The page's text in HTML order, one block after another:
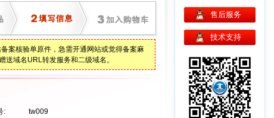
案核验单原件，急需开通网站或觉得备案麻
域名URL转发服务和二级域名。
: tw009
售后服务
技术支持